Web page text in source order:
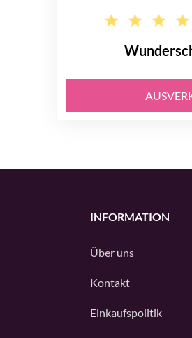
INFORMATION
Über uns
Kontakt
Einkaufspolitik